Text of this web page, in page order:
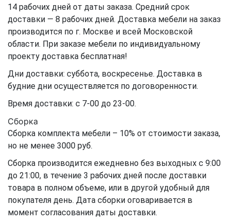
14 рабочих дней от даты заказа. Средний срок
доставки — 8 рабочих дней. Доставка мебели на заказ
производится по г. Москве и всей Московской
области. При заказе мебели по индивидуальному
проекту доставка бесплатная!
Дни доставки: суббота, воскресенье. Доставка в
будние дни осуществляется по договоренности.
Время доставки: с 7-00 до 23-00.
Сборка
Сборка комплекта мебели – 10% от стоимости заказа,
но не менее 3000 руб.
Сборка производится ежедневно без выходных с 9:00
до 21:00, в течение 3 рабочих дней после доставки
товара в полном объеме, или в другой удобный для
покупателя день. Дата сборки оговаривается в
момент согласования даты доставки.